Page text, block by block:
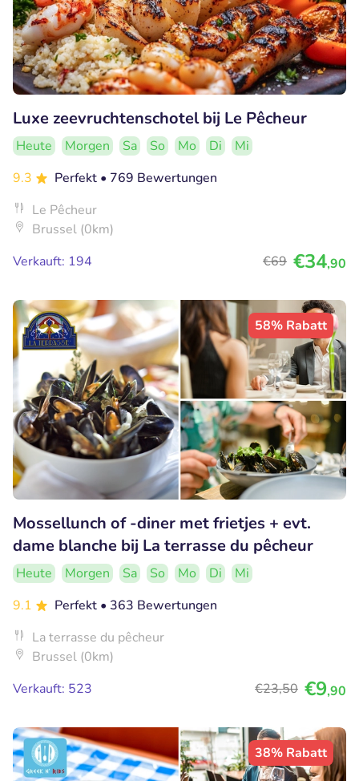
Luxe zeevruchtenschotel bij Le Pêcheur
Heute Morgen Sa So Mo Di
Mi
9.3
Perfekt • 769 Bewertungen
Le Pêcheur
Brussel (0km)
Verkauft: 194
€69 €34,90
58% Rabatt
Mossellunch of -diner met frietjes + evt.
dame blanche bij La terrasse du pêcheur
Heute Morgen Sa So Mo Di
Mi
9.1
Perfekt • 363 Bewertungen
La terrasse du pêcheur
Brussel (0km)
Verkauft: 523
€23,50 €9,90
38% Rabatt